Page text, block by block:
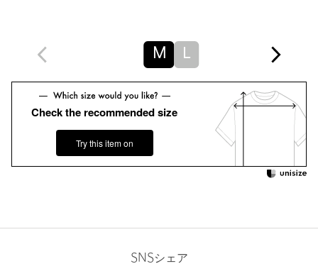
カテゴリー トップス | シャツ / ブラウス
本体；ポリエステル100％
洗濯機洗い可
M L
Check the recommended size
Try this item on
SNSシェア